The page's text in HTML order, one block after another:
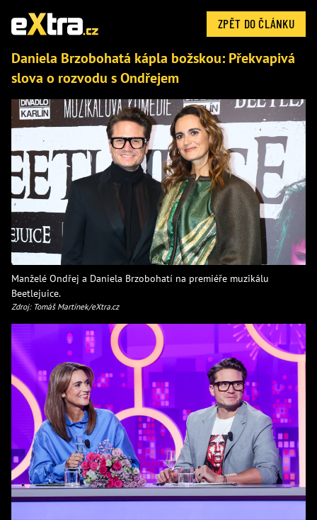
ZPĚT DO ČLÁNKU
Daniela Brzobohatá kápla božskou: Překvapivá
slova o rozvodu s Ondřejem
Manželé Ondřej a Daniela Brzobohatí na premiéře muzikálu
Beetlejuice.
Zdroj: Tomáš Martínek/eXtra.cz